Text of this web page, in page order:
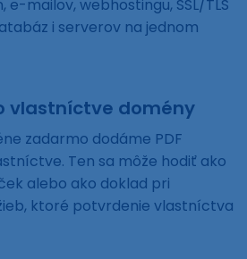
e-mailov, webhostingu, SSL/TLS
i serverov na jednom
vlastníctve domény
zadarmo dodáme PDF
Ten sa môže hodiť ako
alebo ako doklad pri
ktoré potvrdenie vlastníctva